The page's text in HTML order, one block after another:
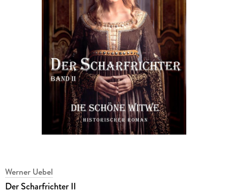
Werner Uebel
Der Scharfrichter II